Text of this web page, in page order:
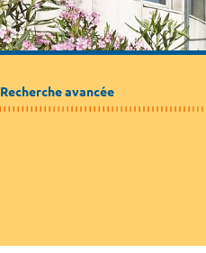
Recherche avancée